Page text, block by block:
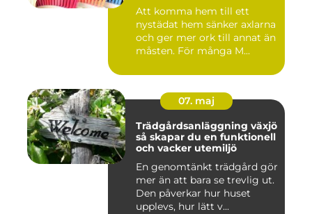
Att komma hem till ett
nystädat hem sänker axlarna
och ger mer ork till annat än
måsten. För många M...
07. maj
Trädgårdsanläggning växjö
så skapar du en funktionell
och vacker utemiljö
En genomtänkt trädgård gör
mer än att bara se trevlig ut.
Den påverkar hur huset
upplevs, hur lätt v...